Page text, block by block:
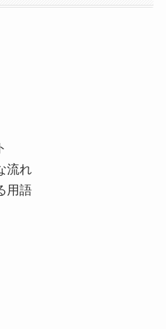
流れ
用語